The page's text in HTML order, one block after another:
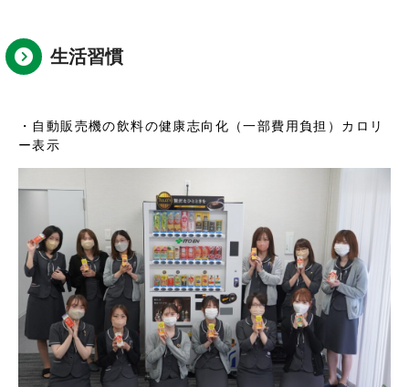
生活習慣
・自動販売機の飲料の健康志向化（一部費用負担）カロリ
ー表示